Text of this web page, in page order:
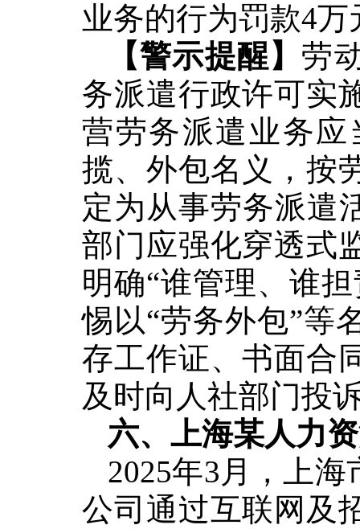
业务的行为罚款4万
【警示提醒】 劳
务派遣行政许可实
营劳务派遣业务
揽、外包名义，按
定为从事劳务派遣
部门应强化穿透式
明确“谁管理、谁
惕以“劳务外包”等
存工作证、书面合
及时向人社部门投
六、上海某人力
2025年3月，
上
公司通过互联网及